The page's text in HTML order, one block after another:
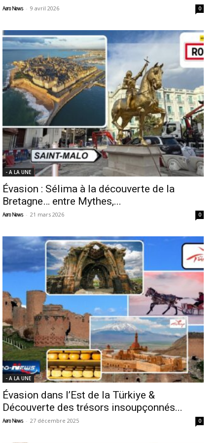
Aero News - 9 avril 2026 0
- A LA UNE
Évasion : Sélima à la découverte de la
Bretagne… entre Mythes,...
Aero News - 21 mars 2026 0
- A LA UNE
Évasion dans l’Est de la Türkiye &
Découverte des trésors insoupçonnés...
Aero News - 27 décembre 2025 0